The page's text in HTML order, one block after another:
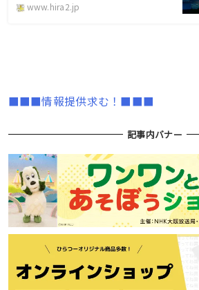
www.hira2.jp
■■■情報提供求む！■■■
記事内バナー